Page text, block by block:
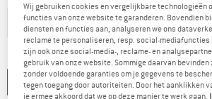
WINTERSPORT OUTLET
Wij gebruiken cookies en vergelijkbare technologieën
functies van onze website te garanderen. Bovendien
diensten en functies aan, analyseren we ons
reclame te personaliseren, resp. social-mediafuncties
zijn ook onze social-media-, reclame- en
gebruik van onze website. Sommige daarvan bevinden
zonder voldoende garanties om je gegevens te
tegen toegang door autoriteiten. Door het aanklikken
je ermee akkoord dat we op deze manier te werk gaan.